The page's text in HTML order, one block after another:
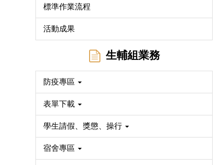
標準作業流程
活動成果
生輔組業務
防疫專區
表單下載
學生請假、獎懲、操行
宿舍專區